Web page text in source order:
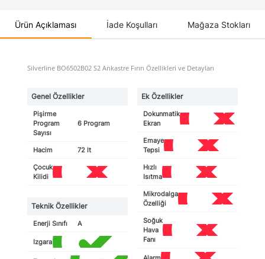
Ürün Açıklaması İade Koşulları Mağaza Stokları
Silverline BO6502B02 S2 Ankastre Fırın Özellikleri ve Detayları
Genel Özellikler
Pişirme
Program
Sayısı
6 Program
Hacim 72 lt
Çocuk
Kilidi
Yok
Teknik Özellikler
Enerji Sınıfı A
Izgara Var
Ek Özellikler
Dokunmatik
Ekran
Emaye
Tepsi
Hızlı
Isıtma
Mikrodalga
Özelliği
Soğuk
Hava
Fanı